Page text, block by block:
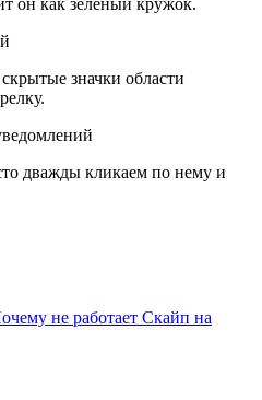
значки области
дважды кликаем по нему и
не работает Скайп на